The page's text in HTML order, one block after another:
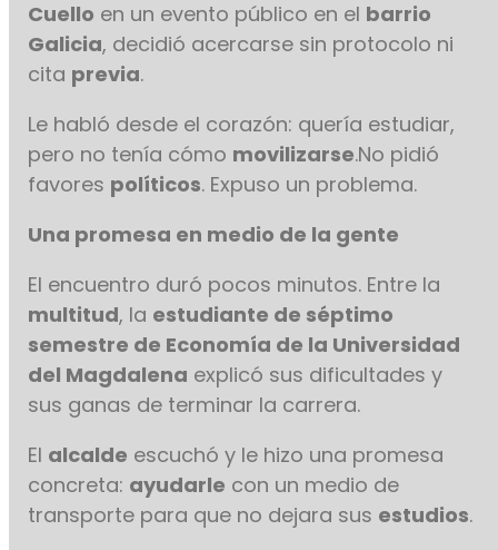
Cuello en un evento público en el barrio
Galicia, decidió acercarse sin protocolo ni
cita previa.
Le habló desde el corazón: quería estudiar,
pero no tenía cómo movilizarse.No pidió
favores políticos. Expuso un problema.
Una promesa en medio de la gente
El encuentro duró pocos minutos. Entre la
multitud, la estudiante de séptimo
semestre de Economía de la Universidad
del Magdalena explicó sus dificultades y
sus ganas de terminar la carrera.
El alcalde escuchó y le hizo una promesa
concreta: ayudarle con un medio de
transporte para que no dejara sus estudios.